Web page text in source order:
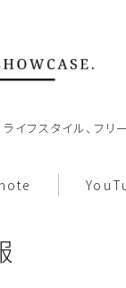
ライフスタイル、フ
note